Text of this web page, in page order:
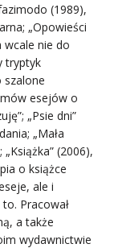
(1989),
„Opowieści
wcale nie do
tryptyk
szalone
esejów o
„Psie dni”
„Mała
(2006),
o książce
ale i
Pracował
a także
wydawnictwie